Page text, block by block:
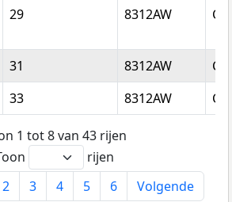
29 8312AW
31 8312AW
33 8312AW
1 tot 8 van 43 rijen
rijen
2 3 4 5 6 Volgende